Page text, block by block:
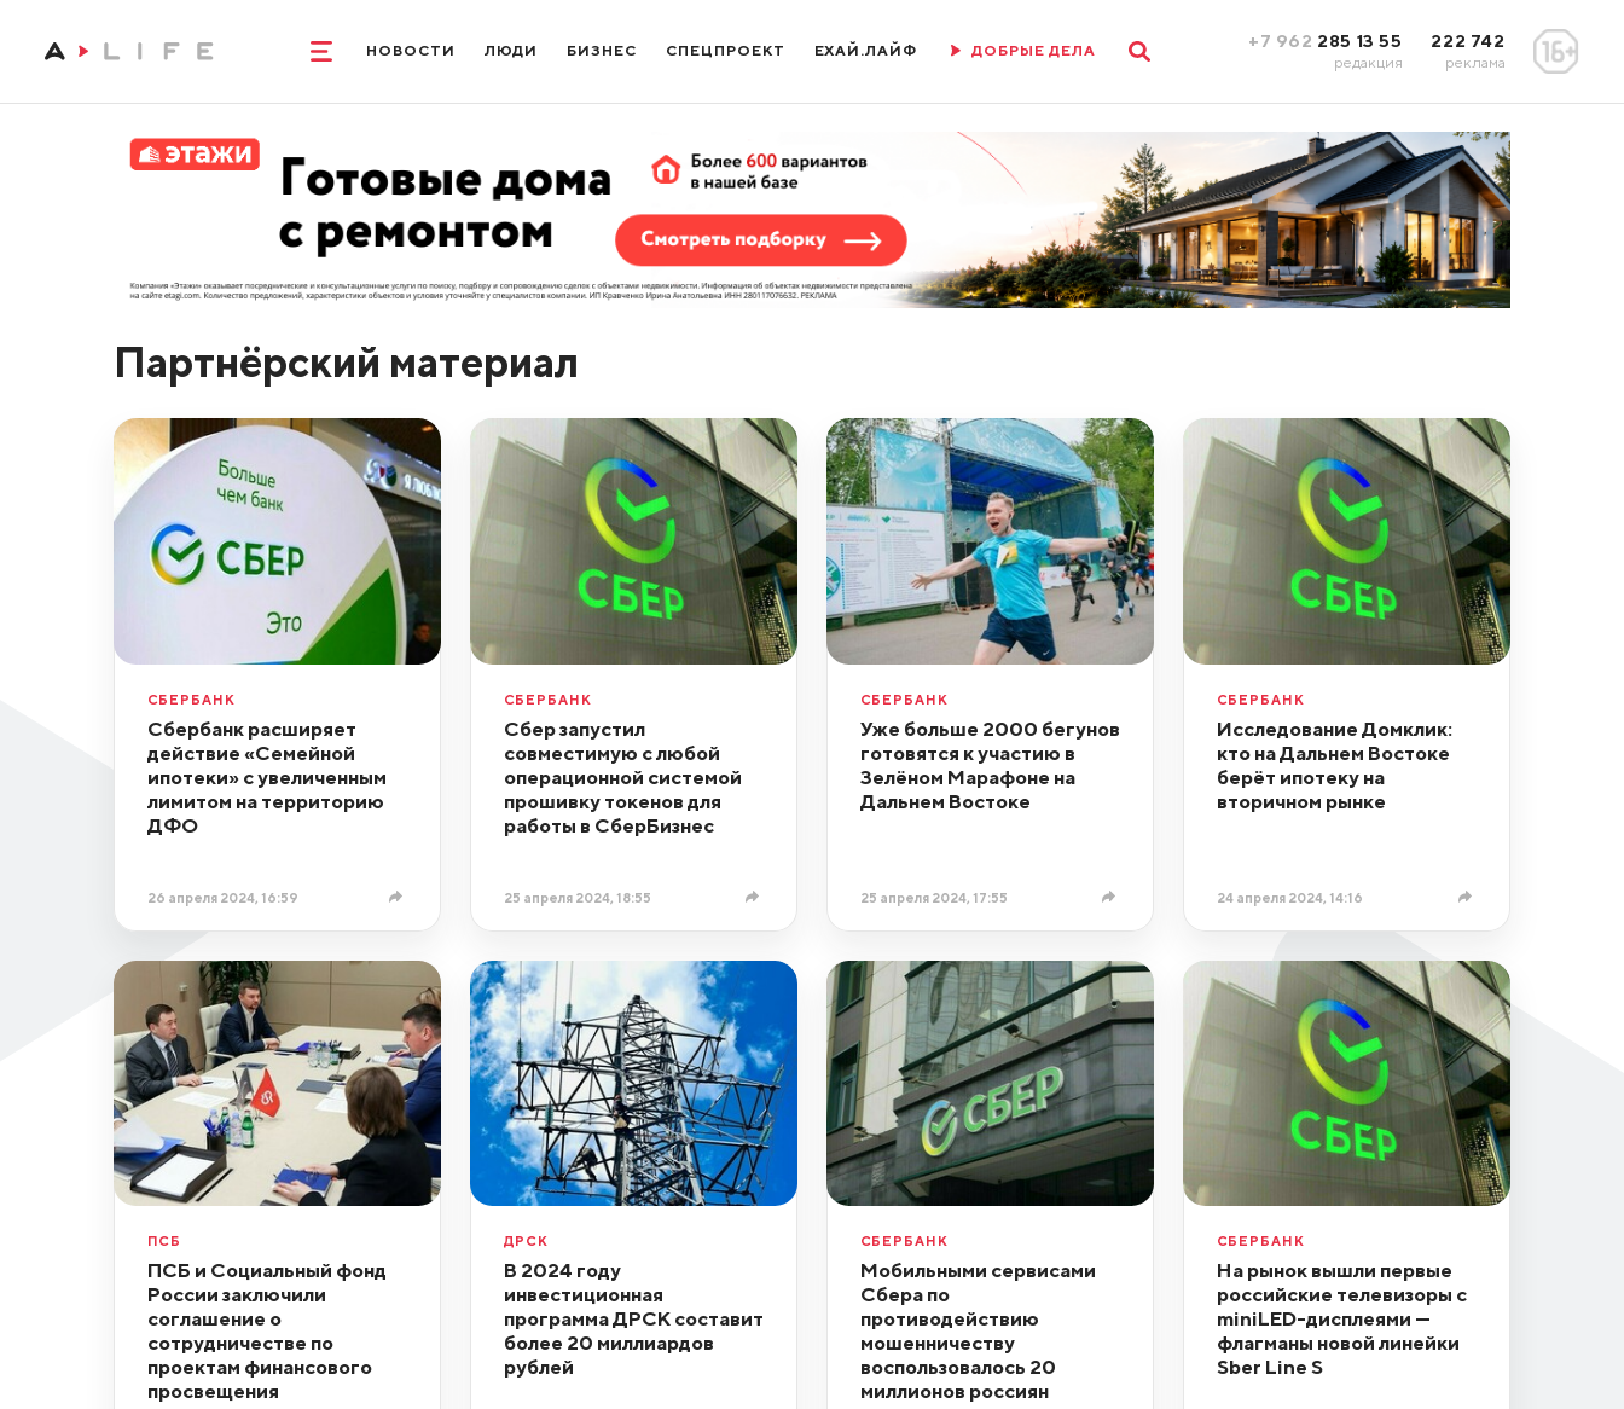
НОВОСТИ ЛЮДИ БИЗНЕС СПЕЦПРОЕКТ ЕХАЙ.ЛАЙФ ДОБРЫЕ ДЕЛА +7 962 285 13 55
редакция
222 742
реклама
Партнёрский материал
СБЕРБАНК
Сбербанк расширяет
действие «Семейной
ипотеки» с увеличенным
лимитом на территорию
ДФО
26 апреля 2024, 16:59
СБЕРБАНК
Сбер запустил
совместимую с любой
операционной системой
прошивку токенов для
работы в СберБизнес
25 апреля 2024, 18:55
СБЕРБАНК
Уже больше 2000 бегунов
готовятся к участию в
Зелёном Марафоне на
Дальнем Востоке
25 апреля 2024, 17:55
СБЕРБАНК
Исследование Домклик:
кто на Дальнем Востоке
берёт ипотеку на
вторичном рынке
24 апреля 2024, 14:16
ПСБ
ПСБ и Социальный фонд
России заключили
соглашение о
сотрудничестве по
проектам финансового
просвещения
ДРСК
В 2024 году
инвестиционная
программа ДРСК составит
более 20 миллиардов
рублей
СБЕРБАНК
Мобильными сервисами
Сбера по
противодействию
мошенничеству
воспользовалось 20
миллионов россиян
СБЕРБАНК
На рынок вышли первые
российские телевизоры с
miniLED-дисплеями —
флагманы новой линейки
Sber Line S